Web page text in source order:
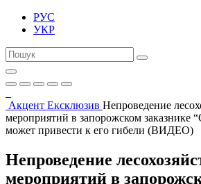
РУС
УКР
Акцент Ексклюзив Непроведение
мероприятий в запорожском заказнике
может привести к его гибели (ВИДЕО)
Непроведение
мероприятий в